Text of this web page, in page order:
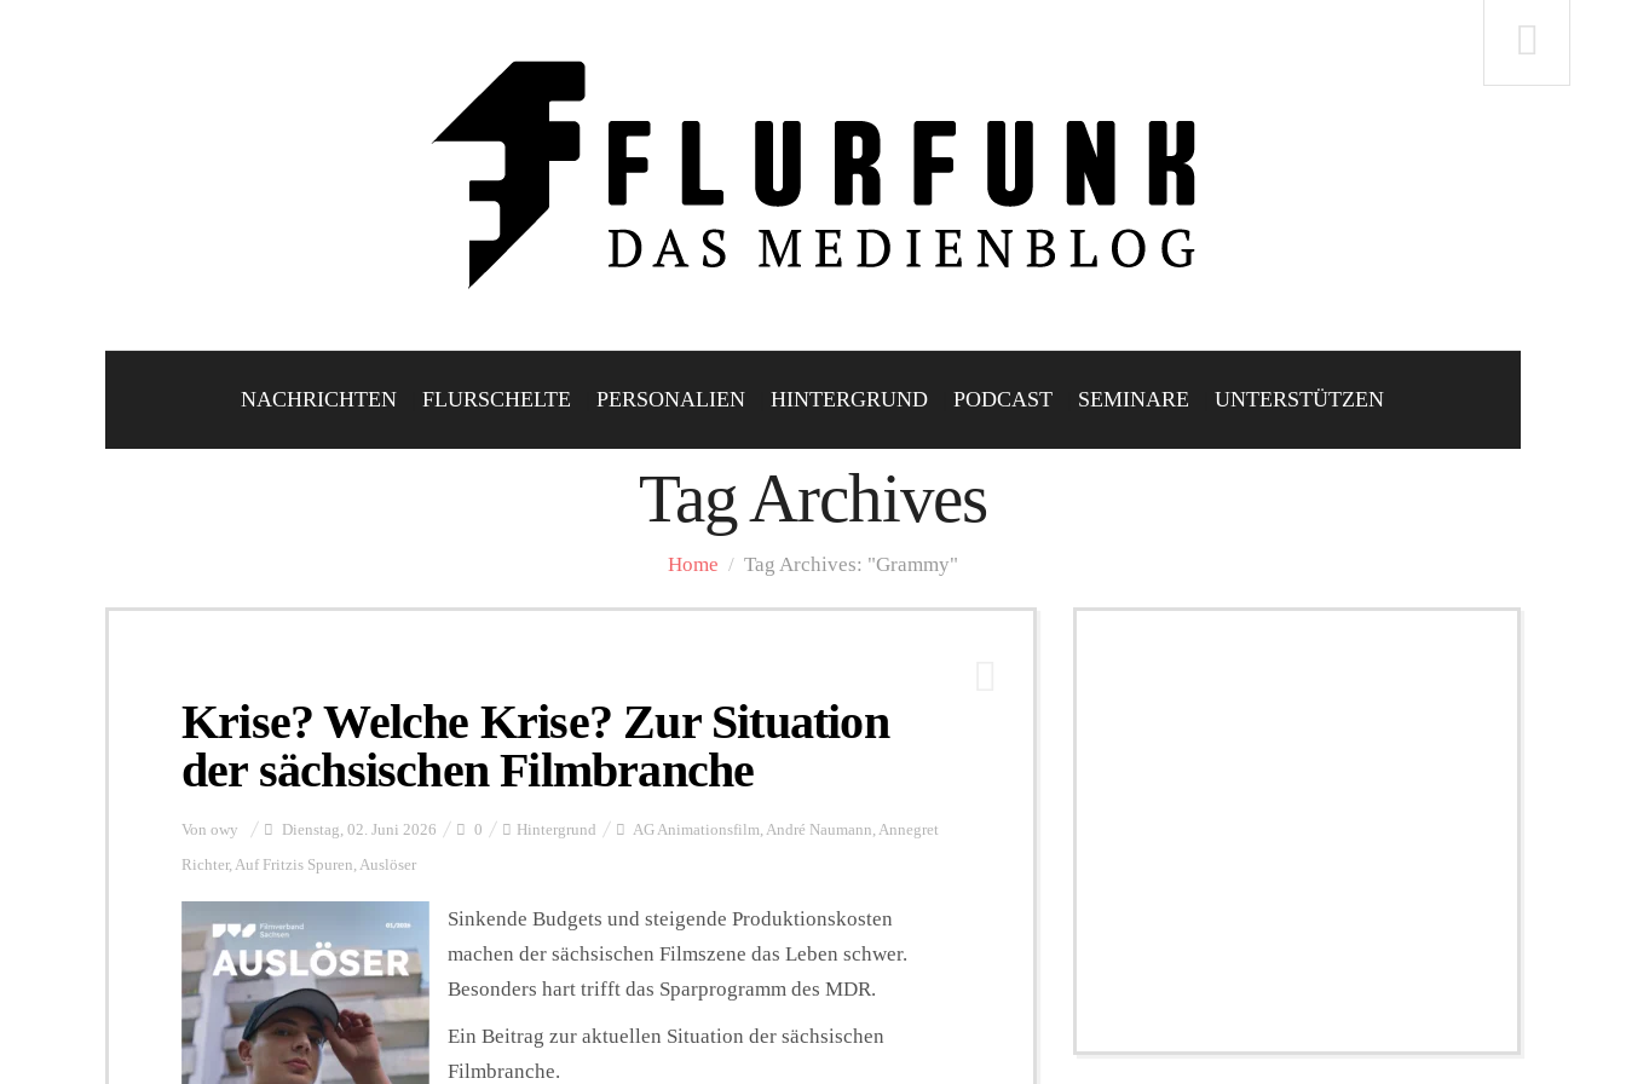
NACHRICHTEN FLURSCHELTE PERSONALIEN HINTERGRUND PODCAST SEMINARE UNTERSTÜTZEN
Tag Archives
Home / Tag Archives: "Grammy"
Krise? Welche Krise? Zur Situation
der sächsischen Filmbranche
Von owy Dienstag, 02. Juni 2026 0 Hintergrund AG Animationsfilm, André Naumann, Annegret
Richter, Auf Fritzis Spuren, Auslöser
Sinkende Budgets und steigende Produktionskosten
machen der sächsischen Filmszene das Leben schwer.
Besonders hart trifft das Sparprogramm des MDR.
Ein Beitrag zur aktuellen Situation der sächsischen
Filmbranche.